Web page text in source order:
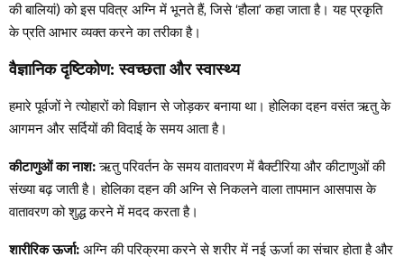
की बालियां) को इस पवित्र अग्नि में भूनते हैं, जिसे ‘हौला’ कहा जाता है। यह प्रकृति
के प्रति आभार व्यक्त करने का तरीका है।
वैज्ञानिक दृष्टिकोण: स्वच्छता और स्वास्थ्य
हमारे पूर्वजों ने त्योहारों को विज्ञान से जोड़कर बनाया था। होलिका दहन वसंत ऋतु के
आगमन और सर्दियों की विदाई के समय आता है।
कीटाणुओं का नाश:ऋतु परिवर्तन के समय वातावरण में बैक्टीरिया और कीटाणुओं की
संख्या बढ़ जाती है। होलिका दहन की अग्नि से निकलने वाला तापमान आसपास के
वातावरण को शुद्ध करने में मदद करता है।
शारीरिक ऊर्जा: अग्नि की परिक्रमा करने से शरीर में नई ऊर्जा का संचार होता है और